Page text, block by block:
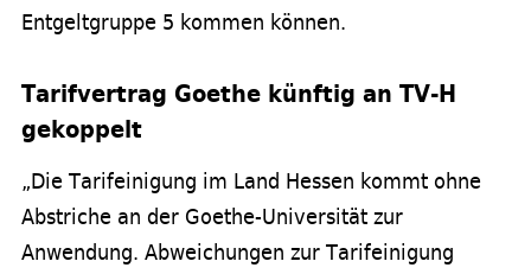
Entgeltgruppe 5 kommen können.
Tarifvertrag Goethe künftig an TV-H
gekoppelt
„Die Tarifeinigung im Land Hessen kommt ohne
Abstriche an der Goethe-Universität zur
Anwendung. Abweichungen zur Tarifeinigung